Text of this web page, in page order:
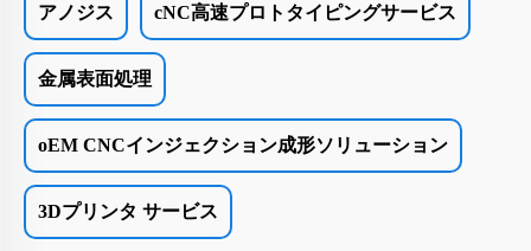
アノジス cNC高速プロトタイピングサービス
金属表面処理
oEM CNCインジェクション成形ソリューション
3Dプリンタ サービス